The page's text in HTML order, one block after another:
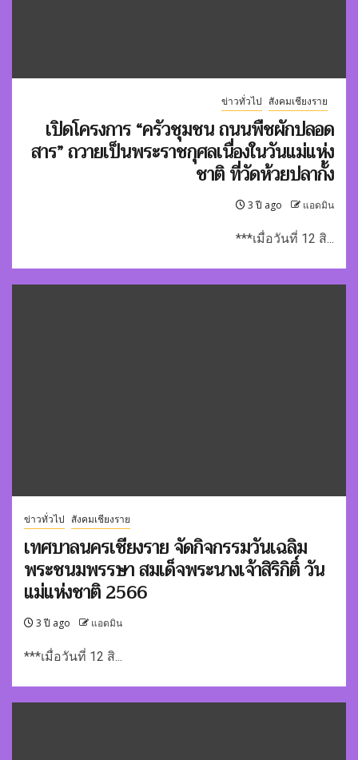
ข่าวทั่วไป สังคมเชียงราย
เปิดโครงการ “ครัวชุมชน ถนนพืชผักปลอด
สาร” ถวายเป็นพระราชกุศลเนื่องในวันแม่แห่ง
ชาติ ที่วัดห้วยปลากั้ง
3 ปี ago แอดมิน
***เมื่อวันที่ 12 สิ...
ข่าวทั่วไป สังคมเชียงราย
เทศบาลนครเชียงราย จัดกิจกรรมวันเฉลิม
พระชนมพรรษา สมเด็จพระนางเจ้าสิริกิติ์ วัน
แม่แห่งชาติ 2566
3 ปี ago แอดมิน
***เมื่อวันที่ 12 สิ...